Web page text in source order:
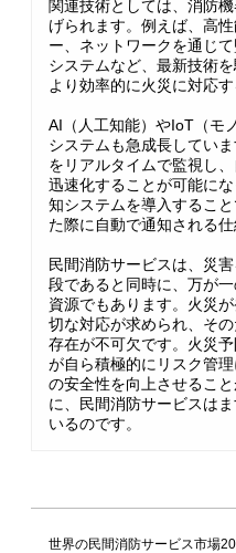
関連技術としては、消防
げられます。例えば、高
ー、ネットワークを通じ
システムなど、最新技術
より効率的に火災に対応す
AI（人工知能）やIoT（モ
システムも急成長してい
をリアルタイムで監視し
迅速化することが可能に
知システムを導入するこ
た際に自動で通知される
民間消防サービスは、災
段であると同時に、万が
資源でもあります。火災
切な対応が求められ、そ
存在が不可欠です。火災
が自ら積極的にリスク管
の安全性を向上させるこ
に、民間消防サービスは
いるのです。
世界の民間消防サービス市場